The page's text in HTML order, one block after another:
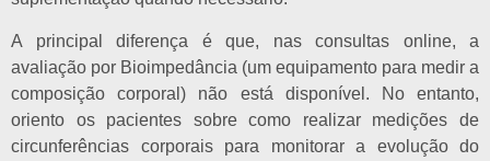
A principal diferença é que, nas consultas online, a
avaliação por Bioimpedância (um equipamento para medir a
composição corporal) não está disponível. No entanto,
oriento os pacientes sobre como realizar medições de
circunferências corporais para monitorar a evolução do